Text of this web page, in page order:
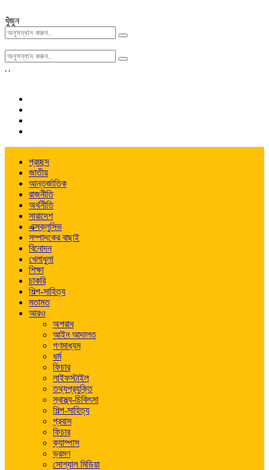
খুঁজুন
, ,
প্রচ্ছদ
জাতীয়
আন্তর্জাতিক
রাজনীতি
অর্থনীতি
সারাদেশ
এক্সক্লুসিভ
সম্পাদকের বাছাই
বিনোদন
খেলাধুলা
শিক্ষা
চাকরি
শিল্প-সাহিত্য
মতামত
আরও
অপরাধ
আইন আদালত
গণমাধ্যম
ধর্ম
ফিচার
লাইফস্টাইল
তথ্যপ্রযুক্তি
স্বাস্থ্য-চিকিৎসা
শিল্প-সাহিত্য
প্রবাস
ফিচার
ক্যাম্পাস
ভ্রমণ
সোশ্যাল মিডিয়া